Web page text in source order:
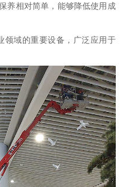
养相对简单，能够降低使用成
领域的重要设备，广泛应用于